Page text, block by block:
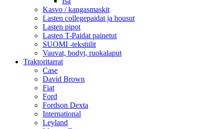
Kasvo / kangasmaskit
Lasten collegepaidat ja housut
Lasten pipot
Lasten T-Paidat painetut
SUOMI -tekstiilit
Vauvat, bodyt, ruokalaput
Traktoritarrat
Case
David Brown
Fiat
Ford
Fordson Dexta
International
Leyland